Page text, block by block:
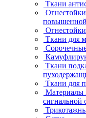
Ткани
Ткани для
Ткани
Ткани для
Материалы
сигнальной